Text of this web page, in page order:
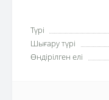
Түрі
Шығару түрі
Өндірілген елі